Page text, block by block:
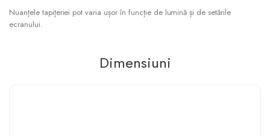
Nuanțele tapițeriei pot varia ușor în funcție de lumină și de setările
ecranului.
Dimensiuni